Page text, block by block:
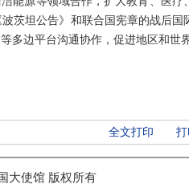
茨坦公告》和联合国宪章的战后
多边平台沟通协作，促进地区和世
全文打印
大使馆 版权所有